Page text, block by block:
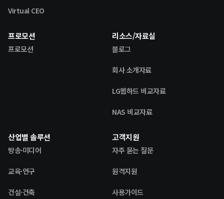
Virtual CEO
프로모션
프로모션
리소스/자료실
블로그
회사 소개자료
LG웹하드 비교자료
NAS 비교자료
산업별 솔루션
방송·미디어
교육·연구
건설·건축
고객지원
자주 묻는 질문
원격지원
사용가이드